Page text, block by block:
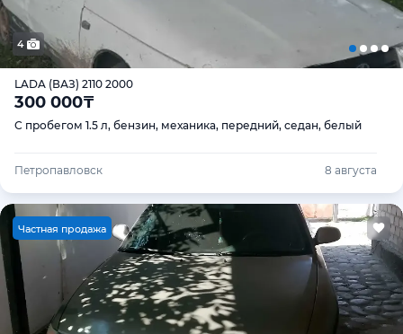
4
LADA (ВАЗ) 2110 2000
300 000₸
С пробегом 1.5 л, бензин, механика, передний, седан, белый
Петропавловск 8 августа
Частная продажа